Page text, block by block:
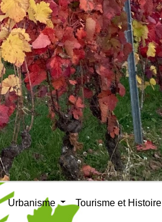
Urbanisme Tourisme et Histoire